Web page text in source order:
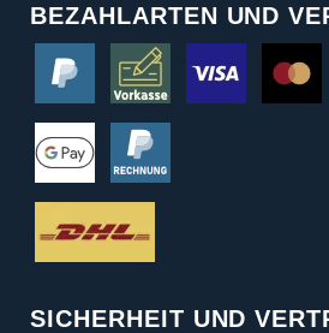
BEZAHLARTEN UND
SICHERHEIT UND